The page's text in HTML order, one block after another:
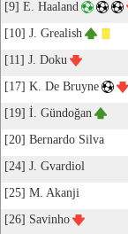
[9] E. Haaland
[10] J. Grealish
[11] J. Doku
[17] K. De Bruyne
[19] İ. Gündoğan
[20] Bernardo Silva
[24] J. Gvardiol
[25] M. Akanji
[26] Savinho